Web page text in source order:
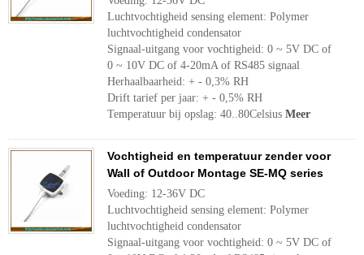
Luchtvochtigheid sensing element: Polymer
luchtvochtigheid condensator
Signaal-uitgang voor vochtigheid: 0 ~ 5V DC of
0 ~ 10V DC of 4-20mA of RS485 signaal
Herhaalbaarheid: + - 0,3% RH
Drift tarief per jaar: + - 0,5% RH
Temperatuur bij opslag: 40..80Celsius Meer
Vochtigheid en temperatuur zender voor
Wall of Outdoor Montage SE-MQ series
Voeding: 12-36V DC
Luchtvochtigheid sensing element: Polymer
luchtvochtigheid condensator
Signaal-uitgang voor vochtigheid: 0 ~ 5V DC of